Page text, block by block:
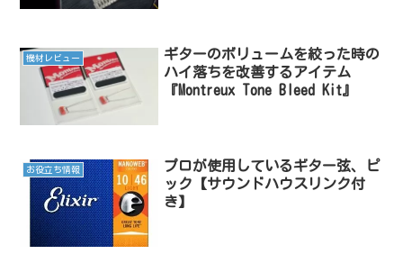
機材レビュー
ギターのボリュームを絞った時の
ハイ落ちを改善するアイテム
『Montreux Tone Bleed Kit』
お役立ち情報
プロが使用しているギター弦、ピ
ック【サウンドハウスリンク付
き】